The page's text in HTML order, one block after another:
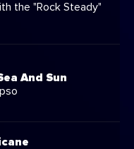
the "Rock Steady"
And Sun